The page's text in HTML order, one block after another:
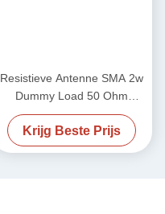
Resistieve Antenne SMA 2w
Dummy Load 50 Ohm
2.4Male 50GHz
Krijg Beste Prijs